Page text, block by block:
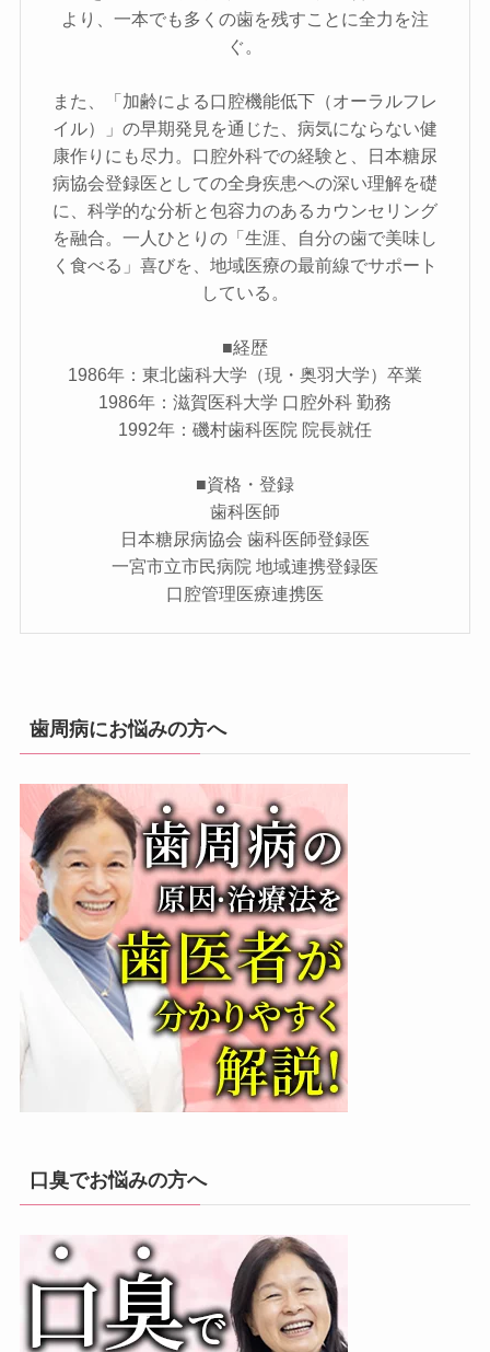
より、一本でも多くの歯を残すことに全力を注
ぐ。
また、「加齢による口腔機能低下（オーラルフレ
イル）」の早期発見を通じた、病気にならない健
康作りにも尽力。口腔外科での経験と、日本糖尿
病協会登録医としての全身疾患への深い理解を礎
に、科学的な分析と包容力のあるカウンセリング
を融合。一人ひとりの「生涯、自分の歯で美味し
く食べる」喜びを、地域医療の最前線でサポート
している。
■経歴
1986年：東北歯科大学（現・奥羽大学）卒業
1986年：滋賀医科大学 口腔外科 勤務
1992年：磯村歯科医院 院長就任
■資格・登録
歯科医師
日本糖尿病協会 歯科医師登録医
一宮市立市民病院 地域連携登録医
口腔管理医療連携医
歯周病にお悩みの方へ
口臭でお悩みの方へ